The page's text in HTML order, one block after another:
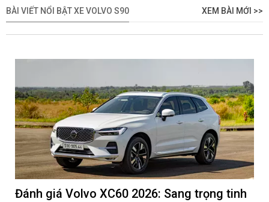
BÀI VIẾT NỔI BẬT XE VOLVO S90 XEM BÀI MỚI >>
Đánh giá Volvo XC60 2026: Sang trọng tinh